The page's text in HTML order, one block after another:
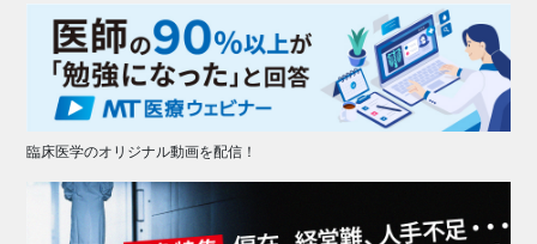
臨床医学のオリジナル動画を配信！